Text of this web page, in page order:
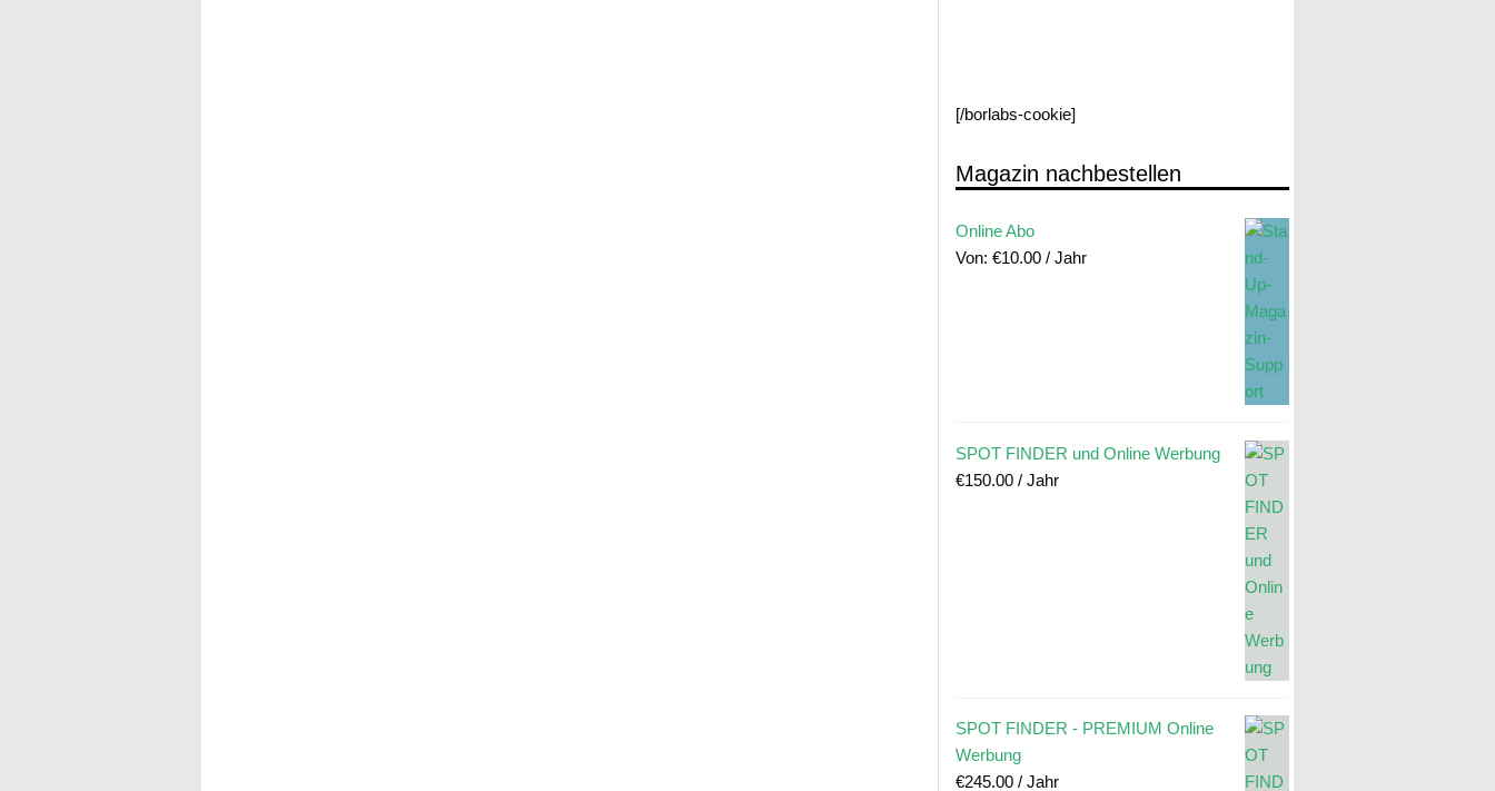
[/borlabs-cookie]
Magazin nachbestellen
Online Abo
Von: €10.00 / Jahr
SPOT FINDER und Online Werbung
€150.00 / Jahr
SPOT FINDER - PREMIUM Online
Werbung
€245.00 / Jahr